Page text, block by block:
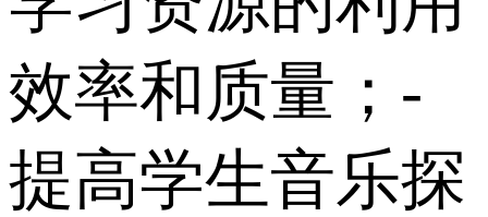
效率和质量； -
提高学生音乐探